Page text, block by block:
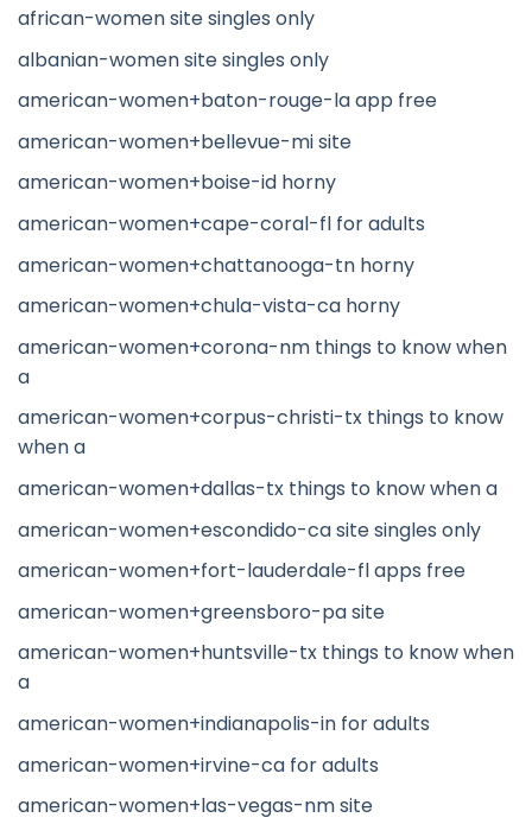
african-women site singles only
albanian-women site singles only
american-women+baton-rouge-la app free
american-women+bellevue-mi site
american-women+boise-id horny
american-women+cape-coral-fl for adults
american-women+chattanooga-tn horny
american-women+chula-vista-ca horny
american-women+corona-nm things to know when
a
american-women+corpus-christi-tx things to know
when a
american-women+dallas-tx things to know when a
american-women+escondido-ca site singles only
american-women+fort-lauderdale-fl apps free
american-women+greensboro-pa site
american-women+huntsville-tx things to know when
a
american-women+indianapolis-in for adults
american-women+irvine-ca for adults
american-women+las-vegas-nm site